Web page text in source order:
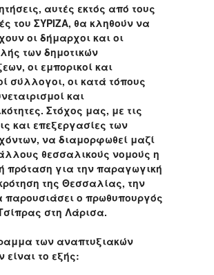
αυτές εκτός από τους
του ΣΥΡΙΖΑ, θα κληθούν να
οι δήμαρχοι και οι
των δημοτικών
οι εμπορικοί και
σύλλογοι, οι κατά τόπους
και
Στόχος μας, με τις
και επεξεργασίες των
να διαμορφωθεί μαζί
θεσσαλικούς νομούς η
πρόταση για την παραγωγική
της Θεσσαλίας, την
παρουσιάσει ο πρωθυπουργός
στη Λάρισα.
των αναπτυξιακών
είναι το εξής: